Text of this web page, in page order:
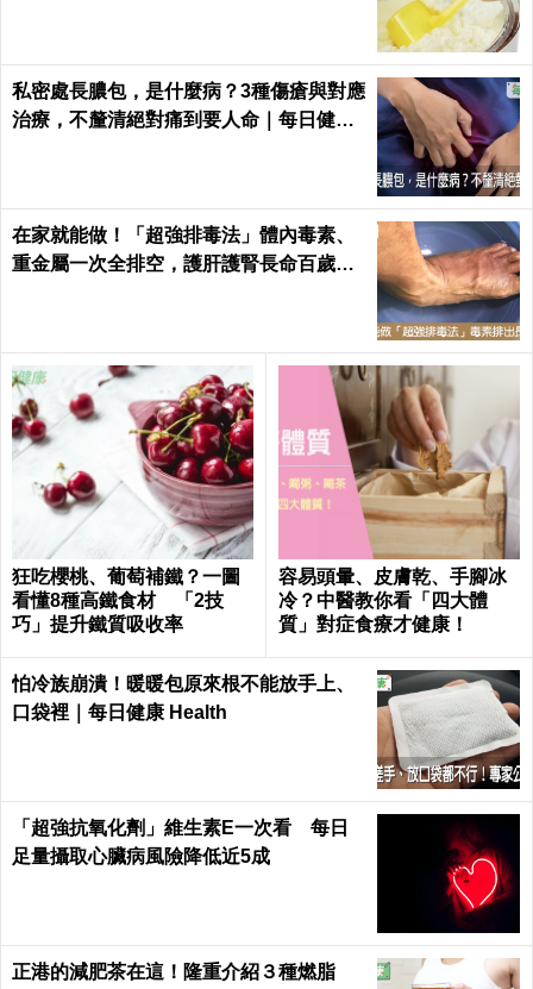
私密處長膿包，是什麼病？3種傷瘡與對應
治療，不釐清絕對痛到要人命｜每日健康
在家就能做！「超強排毒法」體內毒素、
重金屬一次全排空，護肝護腎長命百歲｜
狂吃櫻桃、葡萄補鐵？一圖
看懂8種高鐵食材 「2技
巧」提升鐵質吸收率
容易頭暈、皮膚乾、手腳冰
冷？中醫教你看「四大體
質」對症食療才健康！
怕冷族崩潰！暖暖包原來根不能放手上、
口袋裡｜每日健康 Health
「超強抗氧化劑」維生素E一次看 每日
足量攝取心臟病風險降低近5成
正港的減肥茶在這！隆重介紹３種燃脂